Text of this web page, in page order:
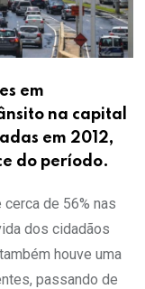
em
na capital
em 2012,
do período.
de 56% nas
dos cidadãos
houve uma
passando de